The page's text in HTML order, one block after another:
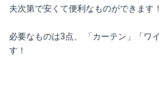
夫次第で安くて便利なものができます！
必要なものは3点、 「カーテン」「ワ
す！